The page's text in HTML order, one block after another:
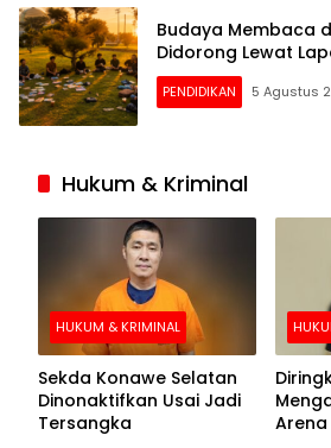
Budaya Membaca
Didorong Lewat
PENDIDIKAN 5 Agustus
Hukum & Kriminal
HUKUM & KRIMINAL
Sekda Konawe Selatan
Dinonaktifkan Usai Jadi
Tersangka